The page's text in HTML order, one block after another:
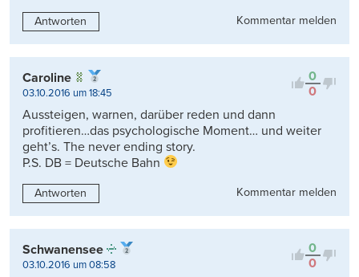
Antworten Kommentar melden
0
0
Caroline
03.10.2016 um 18:45
Aussteigen, warnen, darüber reden und dann
profitieren…das psychologische Moment… und weiter
geht’s. The never ending story.
P.S. DB = Deutsche Bahn
Antworten Kommentar melden
0
0
Schwanensee
03.10.2016 um 08:58